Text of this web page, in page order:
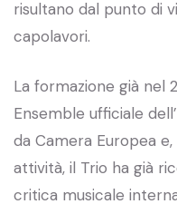
risultano dal punto di
capolavori.
La formazione già nel
Ensemble ufficiale
da Camera Europea
attività, il Trio ha già
critica musicale